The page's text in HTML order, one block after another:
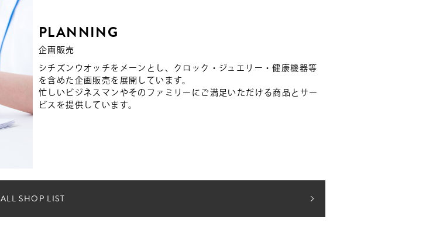
PLANNING
企画販売
シチズンウオッチをメーンとし、クロック・ジュエリー・健康機器等
を含めた企画販売を展開しています。
忙しいビジネスマンやそのファミリーにご満足いただける商品とサー
ビスを提供しています。
ALL SHOP LIST